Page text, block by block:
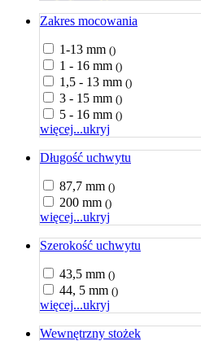
Zakres mocowania
1-13 mm ()
1 - 16 mm ()
1,5 - 13 mm ()
3 - 15 mm ()
5 - 16 mm ()
więcej...ukryj
Długość uchwytu
87,7 mm ()
200 mm ()
więcej...ukryj
Szerokość uchwytu
43,5 mm ()
44, 5 mm ()
więcej...ukryj
Wewnętrzny stożek